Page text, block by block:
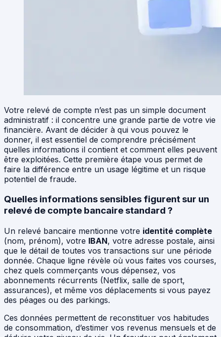
Votre relevé de compte n’est pas un simple document
administratif : il concentre une grande partie de votre vie
financière. Avant de décider à qui vous pouvez le
donner, il est essentiel de comprendre précisément
quelles informations il contient et comment elles peuvent
être exploitées. Cette première étape vous permet de
faire la différence entre un usage légitime et un risque
potentiel de fraude.
Quelles informations sensibles figurent sur un
relevé de compte bancaire standard ?
Un relevé bancaire mentionne votre identité complète
(nom, prénom), votre IBAN, votre adresse postale, ainsi
que le détail de toutes vos transactions sur une période
donnée. Chaque ligne révèle où vous faites vos courses,
chez quels commerçants vous dépensez, vos
abonnements récurrents (Netflix, salle de sport,
assurances), et même vos déplacements si vous payez
des péages ou des parkings.
Ces données permettent de reconstituer vos habitudes
de consommation, d’estimer vos revenus mensuels et de